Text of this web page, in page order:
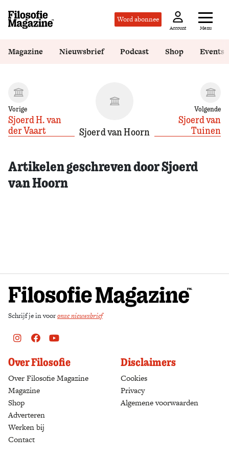
Word abonnee
Account Menu
Magazine Nieuwsbrief Podcast Shop Events
Vorige
Sjoerd H. van
der Vaart
Sjoerd van Hoorn
Volgende
Sjoerd van
Tuinen
Artikelen geschreven door Sjoerd
van Hoorn
Schrijf je in vooronze nieuwsbrief
Instagram
FacebookYoutube
Over Filosofie
Over Filosofie Magazine
Magazine
Shop
Adverteren
Werken bij
Contact
Disclaimers
Cookies
Privacy
Algemene voorwaarden